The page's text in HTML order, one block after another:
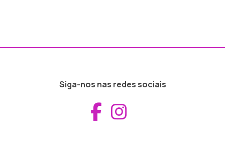
Siga-nos nas redes sociais
Aceder ao